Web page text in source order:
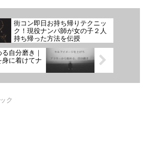
街コン即日お持ち帰りテクニッ
ク！現役ナンパ師が女の子２人
持ち帰った方法を伝授
自分磨き｜
に着けてナ
ク